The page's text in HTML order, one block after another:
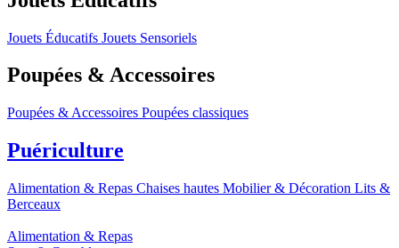
Jouets Éducatifs Jouets Sensoriels
Poupées & Accessoires
Poupées & Accessoires Poupées classiques
Puériculture
Alimentation & Repas Chaises hautes Mobilier & Décoration Lits &
Berceaux
Alimentation & Repas